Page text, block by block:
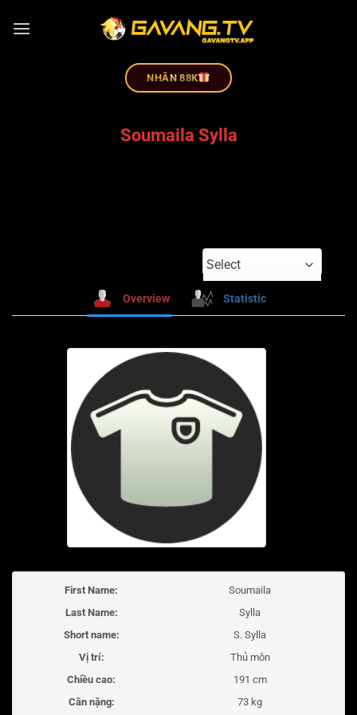
NHÂN 88K
Soumaila Sylla
Select
Overview Statistic
First Name:
Soumaila
Last Name:
Sylla
Short name:
S. Sylla
Vị trí:
Thủ môn
Chiều cao:
191 cm
Cân nặng:
73 kg